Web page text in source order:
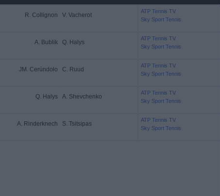
R. Collignon V. Vacherot
ATP Tennis TV
Sky Sport Tennis
A. Bublik Q. Halys
ATP Tennis TV
Sky Sport Tennis
JM. Cerúndolo C. Ruud
ATP Tennis TV
Sky Sport Tennis
Q. Halys A. Shevchenko
ATP Tennis TV
Sky Sport Tennis
A. Rinderknech S. Tsitsipas
ATP Tennis TV
Sky Sport Tennis